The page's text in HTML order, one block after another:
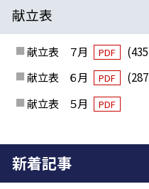
献立表
献立表 ７月 PDF
献立表 ６月
PDF
献立表 ５月
PDF
新着記事